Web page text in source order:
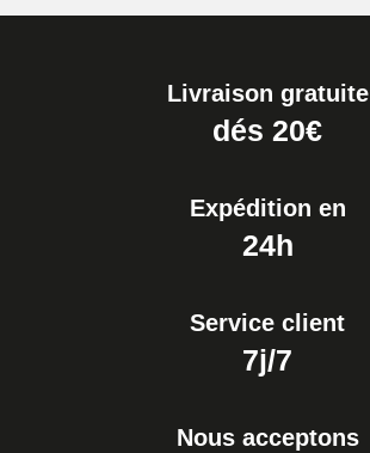
Livraison gratuite
dés 20€
Expédition en
24h
Service client
7j/7
Nous acceptons